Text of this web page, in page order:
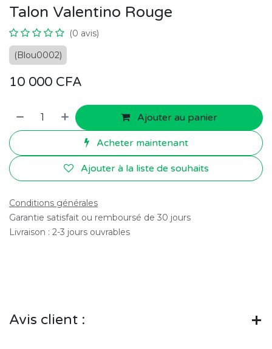
Talon Valentino Rouge
(0 avis)
(Blou0002)
10 000 CFA
Ajouter au panier
Acheter maintenant
Ajouter à la liste de souhaits
Conditions générales
Garantie satisfait ou remboursé de 30 jours
Livraison : 2-3 jours ouvrables
Avis client :